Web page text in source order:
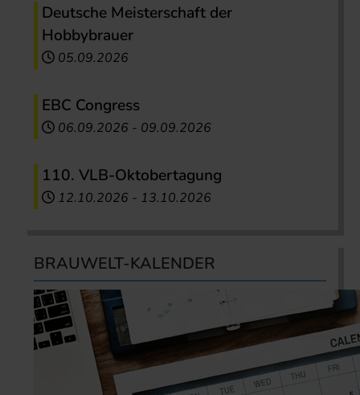
Deutsche Meisterschaft der
Hobbybrauer
05.09.2026
EBC Congress
06.09.2026 - 09.09.2026
110. VLB-Oktobertagung
12.10.2026 - 13.10.2026
BRAUWELT-KALENDER